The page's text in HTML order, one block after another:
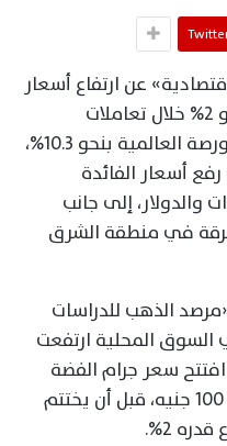
عن ارتفاع أسعار
الفضة في الأسواق المحلية بنحو 2% خلال تعاملات
الأسبوع، بينما قفزت الأوقية بالبورصة العالمية بنحو 10.3%،
أسعار الفائدة
والدولار، إلى جانب
في منطقة الشرق
الذهب للدراسات
السوق المحلية ارتفعت
سعر جرام الفضة
عيار 999 التعاملات عند مستوى 100 جنيه، قبل أن يختتم